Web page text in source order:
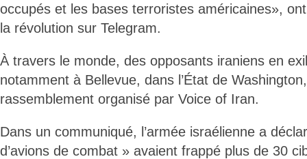
occupés et les bases terroristes américaines»,
la révolution sur Telegram.
À travers le monde, des opposants iraniens en
notamment à Bellevue, dans l’État de
rassemblement organisé par Voice of Iran.
Dans un communiqué, l’armée israélienne a
d’avions de combat » avaient frappé plus de 30